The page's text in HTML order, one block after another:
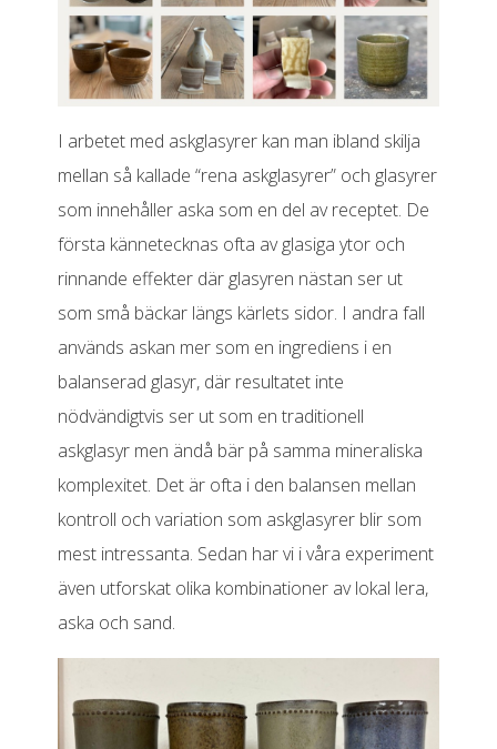
I arbetet med askglasyrer kan man ibland skilja
mellan så kallade “rena askglasyrer” och glasyrer
som innehåller aska som en del av receptet. De
första kännetecknas ofta av glasiga ytor och
rinnande effekter där glasyren nästan ser ut
som små bäckar längs kärlets sidor. I andra fall
används askan mer som en ingrediens i en
balanserad glasyr, där resultatet inte
nödvändigtvis ser ut som en traditionell
askglasyr men ändå bär på samma mineraliska
komplexitet. Det är ofta i den balansen mellan
kontroll och variation som askglasyrer blir som
mest intressanta. Sedan har vi i våra experiment
även utforskat olika kombinationer av lokal lera,
aska och sand.